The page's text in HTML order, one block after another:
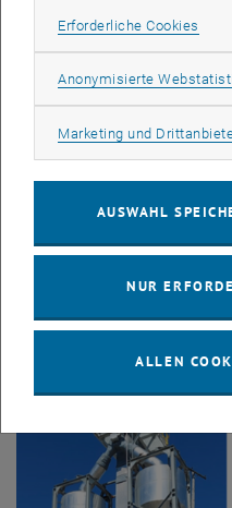
27. November 2023
Energietechnik und
nach Deutschland. Im
Erforderliche Cookies
Anonymisierte
Marketing und
AUSWAHL
NUR
ALLEN